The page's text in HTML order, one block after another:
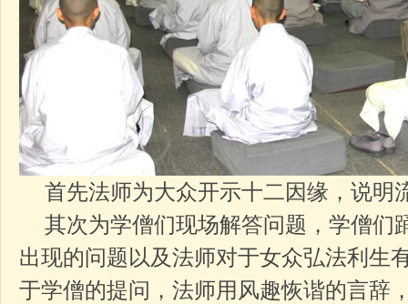
首先法师为大众开示十二因缘，说明
其次为学僧们现场解答问题，学僧们
出现的问题以及法师对于女众弘法利生
于学僧的提问，法师用风趣恢谐的言辞